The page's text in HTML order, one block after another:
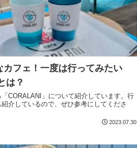
カフェ！一度は行ってみたい
は？
CORALANI」について紹介しています。行
介しているので、ぜひ参考にしてくださ
2023.07.30